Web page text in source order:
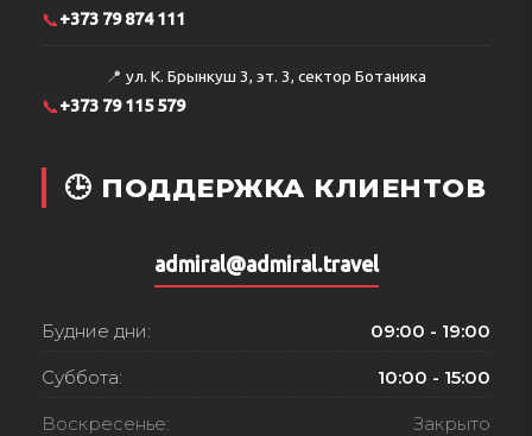
📞+373 79 874 111
📍 ул. К. Брынкуш 3, эт. 3, сектор Ботаника
📞+373 79 115 579
🕒 ПОДДЕРЖКА КЛИЕНТОВ
admiral@admiral.travel
Будние дни: 09:00 - 19:00
Суббота: 10:00 - 15:00
Воскресенье: Закрыто